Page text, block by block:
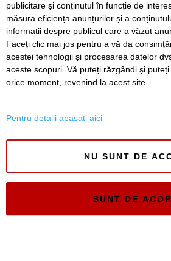
Timiș Online
ISSN 3008-2323
ISSN-L 3008-2323
publicitare și conținutul în funcție de
măsura eficiența anunțurilor și a
informații despre publicul care a văzut
Faceți clic mai jos pentru a vă da
acestei tehnologii și procesarea datelor
aceste scopuri. Vă puteți răzgândi și
orice moment, revenind la acest site.
Pentru detalii apasati aici
NU SUNT DE
SUNT DE